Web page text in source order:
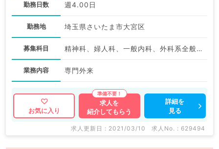
勤務日数 週4.00日
勤務地 埼玉県さいたま市大宮区
募集科目 精神科、婦人科、一般内科、外科系全般、一般外科、美容皮膚科
業務内容 専門外来
お気に入り
求人を
紹介してもらう
詳細を
見る
求人更新日 : 2021/03/10 求人No. : 629494